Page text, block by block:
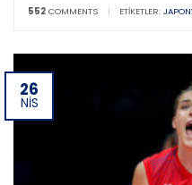
552 COMMENTS | ETIKETLER:
26
NIS